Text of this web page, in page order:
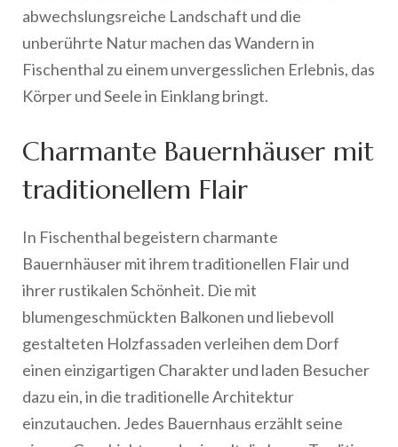
abwechslungsreiche Landschaft und die
unberührte Natur machen das Wandern in
Fischenthal zu einem unvergesslichen Erlebnis, das
Körper und Seele in Einklang bringt.
Charmante Bauernhäuser mit
traditionellem Flair
In Fischenthal begeistern charmante
Bauernhäuser mit ihrem traditionellen Flair und
ihrer rustikalen Schönheit. Die mit
blumengeschmückten Balkonen und liebevoll
gestalteten Holzfassaden verleihen dem Dorf
einen einzigartigen Charakter und laden Besucher
dazu ein, in die traditionelle Architektur
einzutauchen. Jedes Bauernhaus erzählt seine